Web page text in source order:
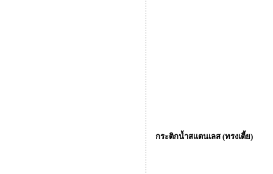
กระติกน้ำสแตนเลส (ทรงเตี้ย)